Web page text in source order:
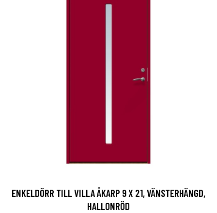
ENKELDÖRR TILL VILLA ÅKARP 9 X 21, VÄNSTERHÄNGD,
HALLONRÖD